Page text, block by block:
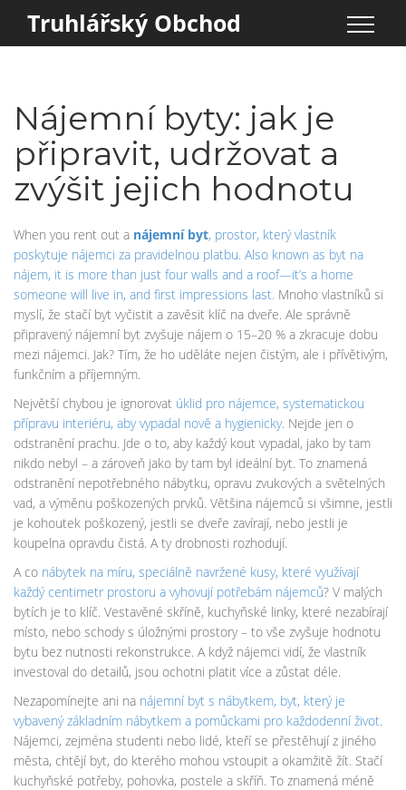
Truhlářský Obchod
Nájemní byty: jak je
připravit, udržovat a
zvýšit jejich hodnotu
When you rent out a nájemní byt, prostor, který vlastník
poskytuje nájemci za pravidelnou platbu. Also known as byt na
nájem, it is more than just four walls and a roof—it’s a home
someone will live in, and first impressions last. Mnoho vlastníků si
myslí, že stačí byt vyčistit a zavěsit klíč na dveře. Ale správně
připravený nájemní byt zvyšuje nájem o 15–20 % a zkracuje dobu
mezi nájemci. Jak? Tím, že ho uděláte nejen čistým, ale i přívětivým,
funkčním a příjemným.
Největší chybou je ignorovat úklid pro nájemce, systematickou
přípravu interiéru, aby vypadal nově a hygienicky. Nejde jen o
odstranění prachu. Jde o to, aby každý kout vypadal, jako by tam
nikdo nebyl – a zároveň jako by tam byl ideální byt. To znamená
odstranění nepotřebného nábytku, opravu zvukových a světelných
vad, a výměnu poškozených prvků. Většina nájemců si všimne, jestli
je kohoutek poškozený, jestli se dveře zavírají, nebo jestli je
koupelna opravdu čistá. A ty drobnosti rozhodují.
A co nábytek na míru, speciálně navržené kusy, které využívají
každý centimetr prostoru a vyhovují potřebám nájemců? V malých
bytích je to klíč. Vestavěné skříně, kuchyňské linky, které nezabírají
místo, nebo schody s úložnými prostory – to vše zvyšuje hodnotu
bytu bez nutnosti rekonstrukce. A když nájemci vidí, že vlastník
investoval do detailů, jsou ochotni platit více a zůstat déle.
Nezapomínejte ani na nájemní byt s nábytkem, byt, který je
vybavený základním nábytkem a pomůckami pro každodenní život.
Nájemci, zejména studenti nebo lidé, kteří se přestěhují z jiného
města, chtějí byt, do kterého mohou vstoupit a okamžitě žít. Stačí
kuchyňské potřeby, pohovka, postele a skříň. To znamená méně